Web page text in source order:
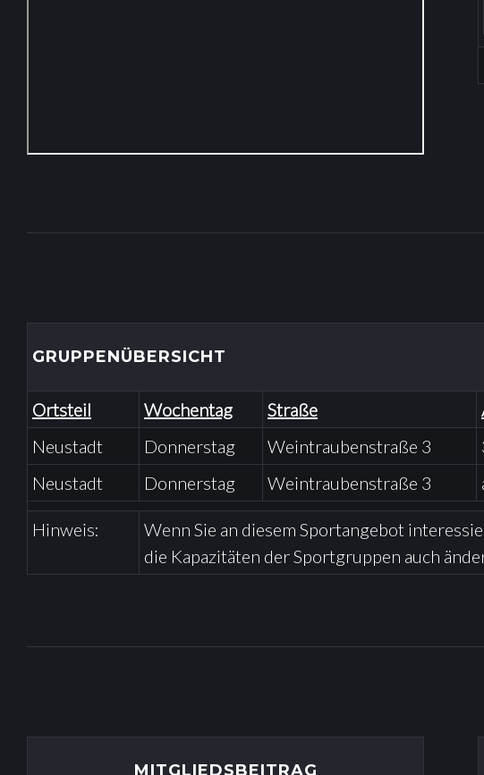
R
O
M
A
I
N
O
L
GRUPPENÜBERSICHT
Ortsteil Wochentag Straße
Neustadt
Donnerstag Weintraubenstraße 3
Neustadt
Donnerstag Weintraubenstraße 3
Hinweis:
Wenn Sie an diesem Sportangebot
die Kapazitäten der Sportgruppen auch
MITGLIEDSBEITRAG